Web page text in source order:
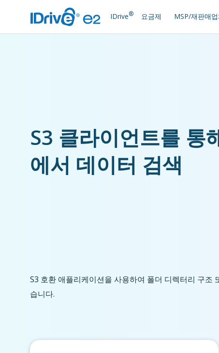
IDrive® 요금제 MSP/재판매업
S3 클라이언트를 통
에서 데이터 검색
S3 호환 애플리케이션을 사용하여 폴더 디렉터리 구조
습니다.